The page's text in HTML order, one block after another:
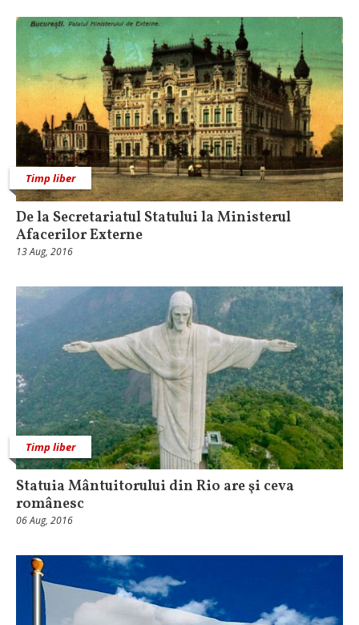
Timp liber
De la Secretariatul Statului la Ministerul
Afacerilor Externe
13 Aug, 2016
Timp liber
Statuia Mântuitorului din Rio are şi ceva
românesc
06 Aug, 2016